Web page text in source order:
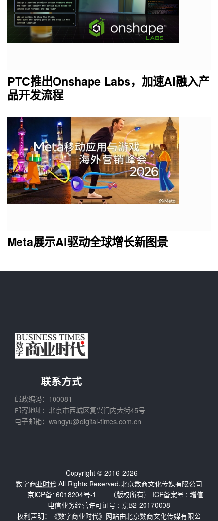
PTC推出Onshape Labs，加速AI融入产
品开发流程
Meta展示AI驱动全球增长新图景
联系方式
邮政编码：100081
邮寄地址：北京市西城区复兴门内大街45号
电子邮箱：wangyu@digital-times.com.cn
Copyright © 2016-2026
数字商业时代 All Rights Reserved.北京数商文化传媒有限公司
（版权所有） ICP备案号 :
京ICP备16018204号-1
增值
电信业务经营许可证号 : 京B2-20170008
权利声明：《数字商业时代》网站由北京数商文化传媒有限公